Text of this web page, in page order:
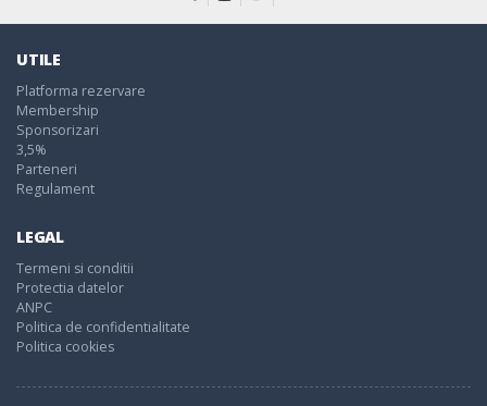
UTILE
Platforma rezervare
Membership
Sponsorizari
3,5%
Parteneri
Regulament
LEGAL
Termeni si conditii
Protectia datelor
ANPC
Politica de confidentialitate
Politica cookies